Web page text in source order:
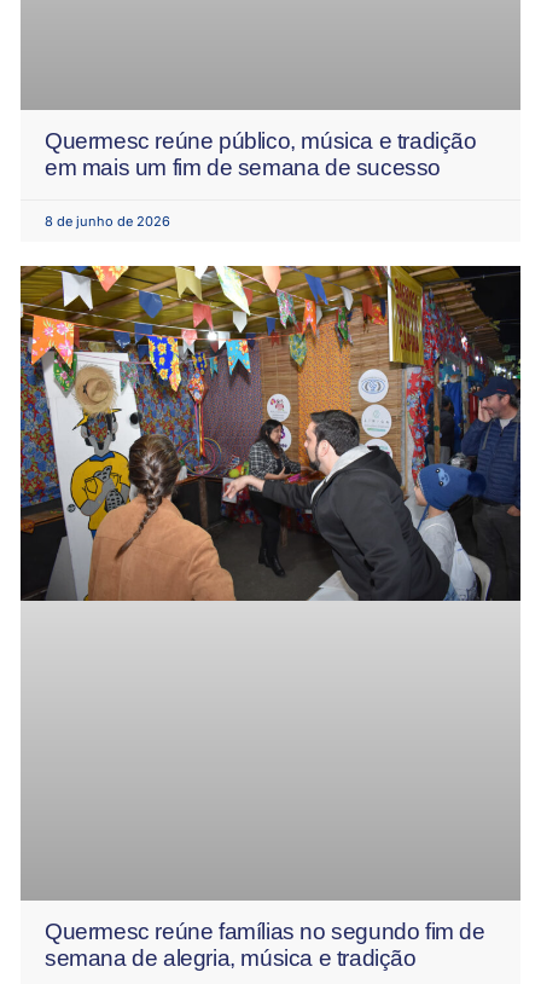
Quermesc reúne público, música e tradição
em mais um fim de semana de sucesso
8 de junho de 2026
Quermesc reúne famílias no segundo fim de
semana de alegria, música e tradição